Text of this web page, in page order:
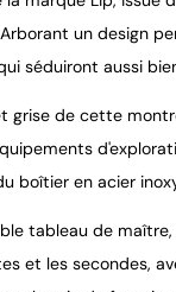
un design
séduiront aussi
grise de cette
boîtier en acier
tableau de
et les secondes,